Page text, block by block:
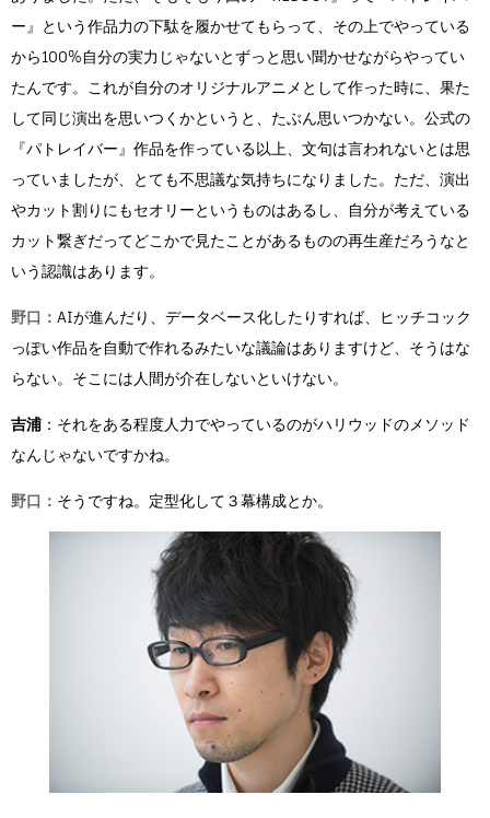
ー』という作品力の下駄を履かせてもらって、その上でやっている
から100%自分の実力じゃないとずっと思い聞かせながらやってい
たんです。これが自分のオリジナルアニメとして作った時に、果た
して同じ演出を思いつくかというと、たぶん思いつかない。公式の
『パトレイバー』作品を作っている以上、文句は言われないとは思
っていましたが、とても不思議な気持ちになりました。ただ、演出
やカット割りにもセオリーというものはあるし、自分が考えている
カット繋ぎだってどこかで見たことがあるものの再生産だろうなと
いう認識はあります。
野口： AIが進んだり、データベース化したりすれば、ヒッチコック
っぽい作品を自動で作れるみたいな議論はありますけど、そうはな
らない。そこには人間が介在しないといけない。
吉浦 ：それをある程度人力でやっているのがハリウッドのメソッド
なんじゃないですかね。
野口： そうですね。定型化して３幕構成とか。